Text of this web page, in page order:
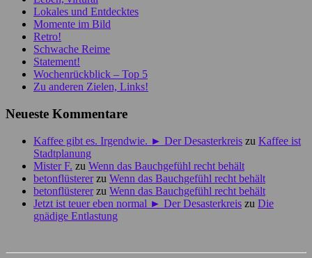
Lokales und Entdecktes
Momente im Bild
Retro!
Schwache Reime
Statement!
Wochenrückblick – Top 5
Zu anderen Zielen, Links!
Neueste Kommentare
Kaffee gibt es. Irgendwie. ► Der Desasterkreis zu Kaffee ist
Stadtplanung
Mister F. zu Wenn das Bauchgefühl recht behält
betonflüstererzu Wenn das Bauchgefühl recht behält
betonflüstererzu Wenn das Bauchgefühl recht behält
Jetzt ist teuer eben normal ► Der Desasterkreis zu Die
gnädige Entlastung